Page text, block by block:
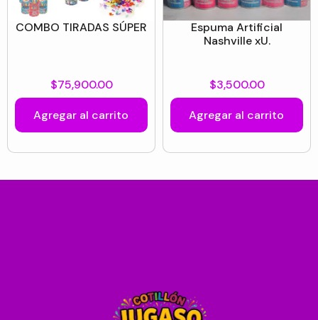
COMBO TIRADAS SÚPER
$75,900.00
Agregar al carrito
Espuma Artificial
Nashville xU.
$3,500.00
Agregar al carrito